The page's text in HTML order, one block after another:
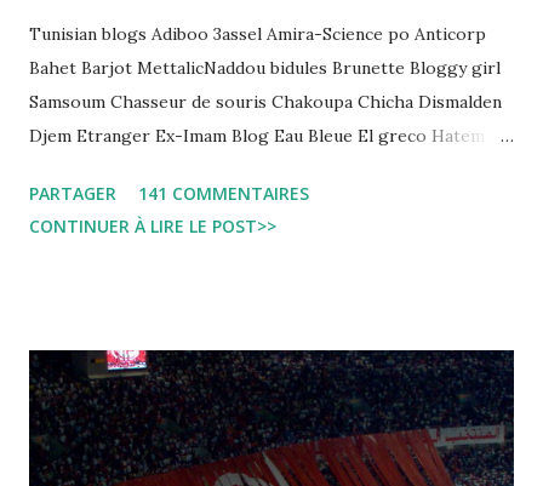
Tunisian blogs Adiboo 3assel Amira-Science po Anticorp
Bahet Barjot MettalicNaddou bidules Brunette Bloggy girl
Samsoum Chasseur de souris Chakoupa Chicha Dismalden
Djem Etranger Ex-Imam Blog Eau Bleue El greco Hatem
Leila fi amarikia Little Sarah American girl Massir mots a
dire Mouch ex Mazzika Tun...
PARTAGER
141 COMMENTAIRES
CONTINUER À LIRE LE POST>>